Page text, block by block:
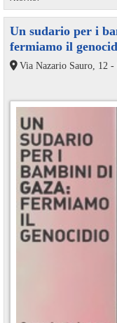
Un sudario per i
fermiamo il
Via Nazario Sauro, 12 -